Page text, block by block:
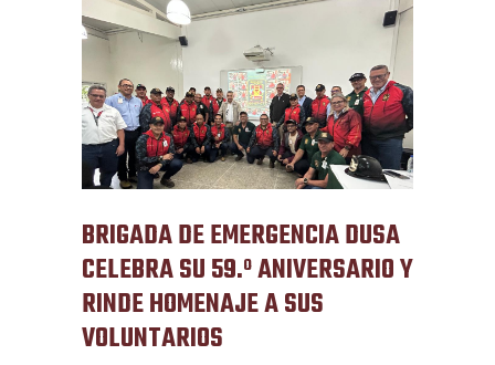
BRIGADA DE EMERGENCIA DUSA
CELEBRA SU 59.º ANIVERSARIO Y
RINDE HOMENAJE A SUS
VOLUNTARIOS